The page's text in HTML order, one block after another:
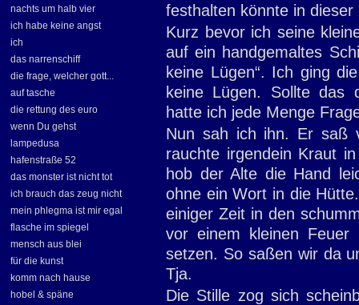
nachts um halb vier
ich habe keine angst
ich
das narrenschiff
die frage, welcher gott...
auf tasche
die rettung des euro
wenn Du gehst
lampedusa
hafenstraße 52
das monster ist nicht tot
ich brauch das zeug nicht
mein phlegma ist mir egal
flasche im spiegel
mensch aus blei
für die kunst
komm nach hause
hobel & späne
festhalten könnte in dieser
Kurz bevor ich seine
auf ein handgemaltes
keine Lügen“. Ich ging
keine Lügen. Sollte das
hatte ich jede Menge
Nun sah ich ihn. Er saß
rauchte irgendein Kraut
hob der Alte die Hand
ohne ein Wort in die
einiger Zeit in den
vor einem kleinen
setzen. So saßen wir da
Tja.
Die Stille zog sich